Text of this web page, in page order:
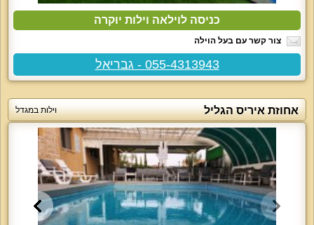
כניסה לוילאה וילות יוקרה
צור קשר עם בעל הוילה
055-4313943 - גבריאל
אחוזת איריס הגליל וילות במגדל